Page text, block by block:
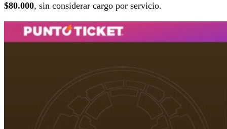
$80.000, sin considerar cargo por servicio.